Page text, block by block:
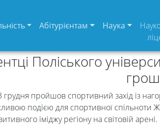
Абітурієнтам Наука
Поліського
пройшов спортивний захід із
подією для спортивної
іміджу регіону на світовій арені.